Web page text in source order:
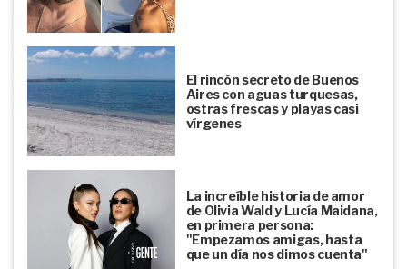
El rincón secreto de Buenos
Aires con aguas turquesas,
ostras frescas y playas casi
vírgenes
La increíble historia de amor
de Olivia Wald y Lucía Maidana,
en primera persona:
"Empezamos amigas, hasta
que un día nos dimos cuenta"